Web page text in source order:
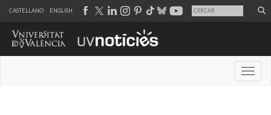
CASTELLANO ENGLISH